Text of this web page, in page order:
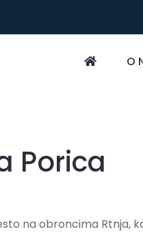
O
Porica
na obroncima Rtnja,